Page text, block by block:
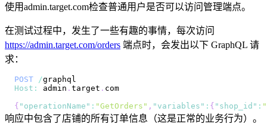
使用admin.target.com检查普通用户是否可以访问管理端点。
在测试过程中，发生了一些有趣的事情，每次访问
https://admin.target.com/orders 端点时，会发出以下 GraphQL 请
求：
POST /
Host : admin . target . com
{ "operationName" : "GetOrders" , "variables" : { "shop_id" :
响应中包含了店铺的所有订单信息（这是正常的业务行为）。